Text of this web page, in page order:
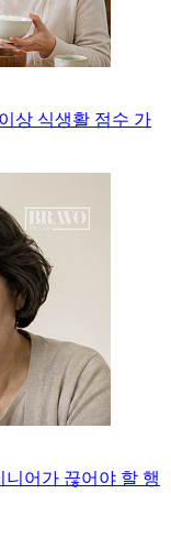
상 식생활 점수 가
니어가 끊어야 할 행